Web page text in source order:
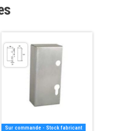
Sur commande - Stock fabricant